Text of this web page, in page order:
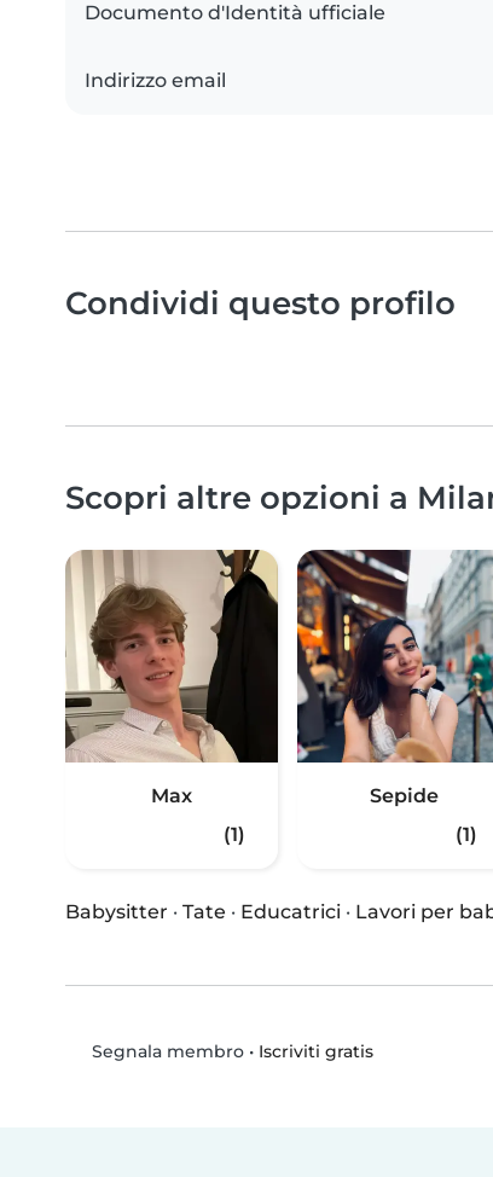
Documento d'Identità ufficiale
Indirizzo email
Condividi questo profilo
Scopri altre opzioni a
Max
(1)
Sepide
(1)
Babysitter · Tate · Educatrici · Lavori per
Segnala membro• Iscriviti gratis